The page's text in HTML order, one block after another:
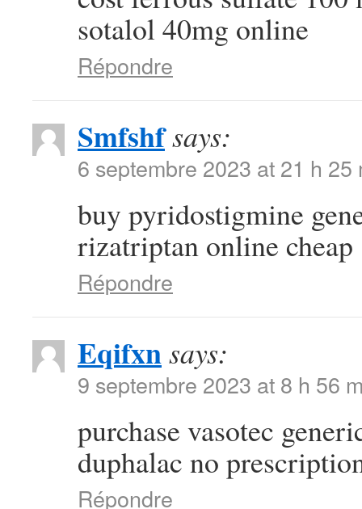
sotalol 40mg online
Répondre
Smfshfsays:
6 septembre 2023 at 21 h 25
buy pyridostigmine
rizatriptan online cheap
Répondre
Eqifxnsays:
9 septembre 2023 at 8 h 56
purchase vasotec
duphalac no
Répondre